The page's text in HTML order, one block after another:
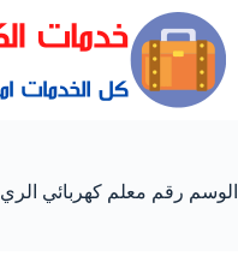
الوسم رقم معلم كهربائي الري